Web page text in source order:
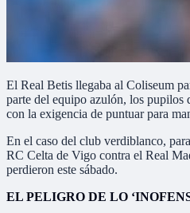
El Real Betis llegaba al Coliseum
parte del equipo azulón, los pupilos
con la exigencia de puntuar para
En el caso del club verdiblanco,
RC Celta de Vigo contra el Real
perdieron este sábado.
EL PELIGRO DE LO